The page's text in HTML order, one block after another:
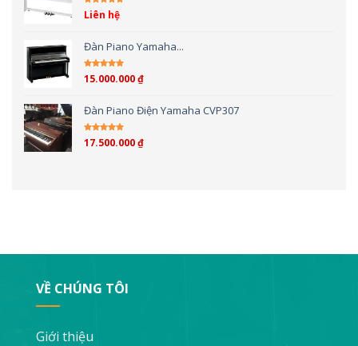
Được xếp hạng
Liên hệ
Đàn Piano Yamaha...
Được xếp hạng
15.000.000₫
Đàn Piano Điện Yamaha CVP307
Được xếp hạng
17.500.000₫
VỀ CHÚNG TÔI
Giới thiệu